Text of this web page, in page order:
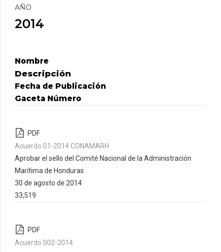
AÑO
2014
Nombre
Descripción
Fecha de Publicación
Gaceta Número
PDF
Acuerdo 01-2014 CONAMARH
Aprobar el sello del Comité Nacional de la Administración
Marítima de Honduras
30 de agosto de 2014
33,519
PDF
Acuerdo 002-2014